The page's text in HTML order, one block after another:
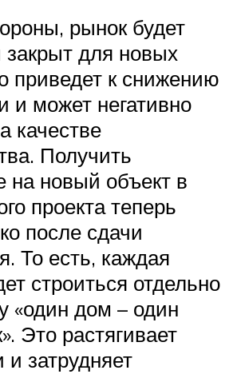
рынок будет
закрыт для новых
приведет к снижению
и может негативно
качестве
Получить
на новый объект в
проекта теперь
после сдачи
То есть, каждая
строиться отдельно
«один дом – один
Это растягивает
и затрудняет